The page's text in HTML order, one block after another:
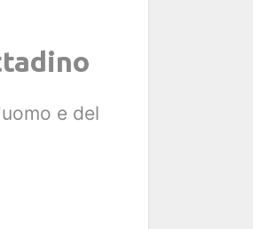
e del